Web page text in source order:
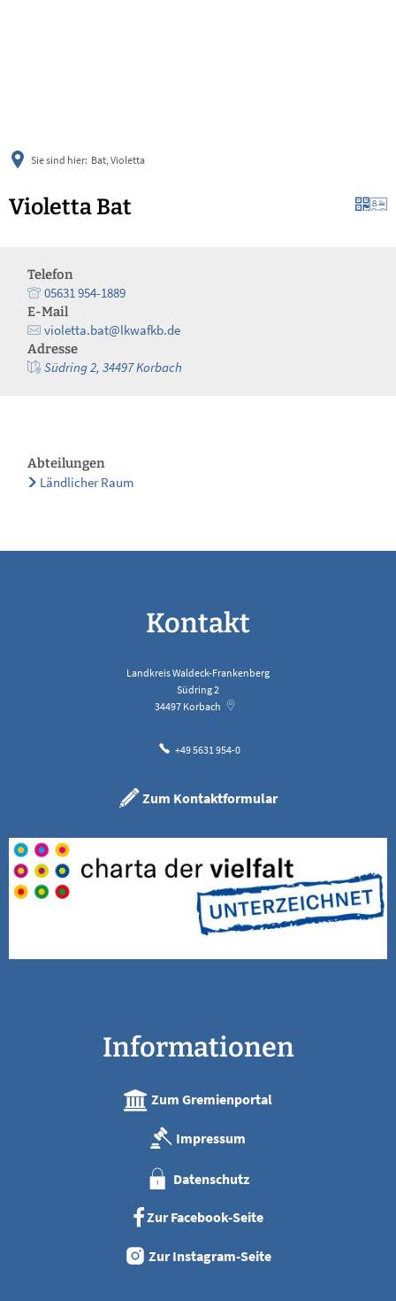
Sie sind hier: Bat, Violetta
Violetta Bat
Telefon
05631 954-1889
E-Mail
violetta.bat@lkwafkb.de
Adresse
Südring 2, 34497 Korbach
Abteilungen
Ländlicher Raum
Kontakt
Landkreis Waldeck-Frankenberg
Südring 2
34497 Korbach
+49 5631 954-0
Zum Kontaktformular
Informationen
Zum Gremienportal
Impressum
Datenschutz
Zur Facebook-Seite
Zur Instagram-Seite